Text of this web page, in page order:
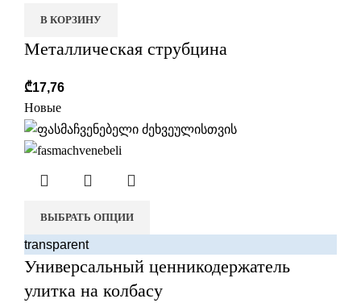
В КОРЗИНУ
Металлическая струбцина
₾17,76
Новые
ВЫБРАТЬ ОПЦИИ
transparent
Универсальный ценникодержатель
улитка на колбасу